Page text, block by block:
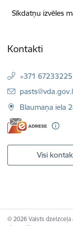
Sīkdatņu izvēles
Kontakti
+371 67233225
E-pasts:
Blaumaņa iela
Visi
© 2026 Valsts